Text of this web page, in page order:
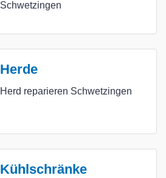
Schwetzingen
Herde
Herd reparieren Schwetzingen
Kühlschränke